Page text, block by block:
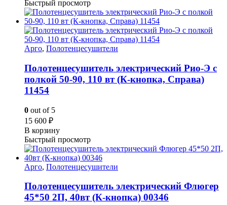
Быстрый просмотр
Арго, Полотенцесушители
Полотенцесушитель электрический Рио-Э с
полкой 50-90, 110 вт (К-кнопка, Справа)
11454
0 out of 5
15 600 ₽
В корзину
Быстрый просмотр
Арго, Полотенцесушители
Полотенцесушитель электрический Флюгер
45*50 2П, 40вт (К-кнопка) 00346